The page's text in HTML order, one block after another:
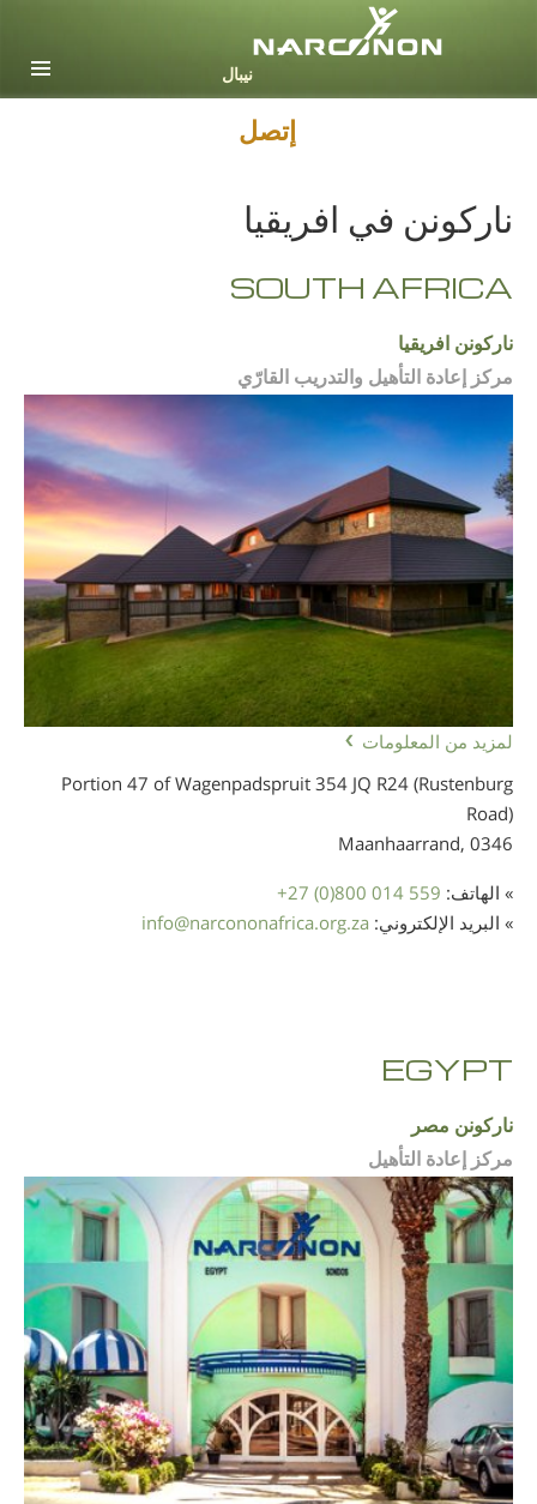
إتصل
ناركونن في افريقيا
SOUTH AFRICA
ناركونن افريقيا
مركز إعادة التأهيل والتدريب القارّي
لمزيد من المعلومات
Portion 47 of Wagenpadspruit 354 JQ R24 (Rustenburg
Road)
Maanhaarrand, 0346
» الهاتف: +27 (0)800 014 559
» البريد الإلكتروني:
info@narcononafrica.org.za
EGYPT
‫ناركونن‬ ‫مصر‬
مركز إعادة التأهيل